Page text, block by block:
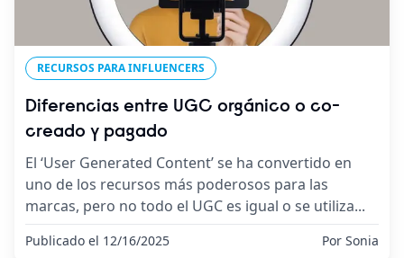
RECURSOS PARA INFLUENCERS
Diferencias entre UGC orgánico o co-
creado y pagado
El ‘User Generated Content’ se ha convertido en
uno de los recursos más poderosos para las
marcas, pero no todo el UGC es igual o se utiliza...
Publicado el 12/16/2025 Por Sonia